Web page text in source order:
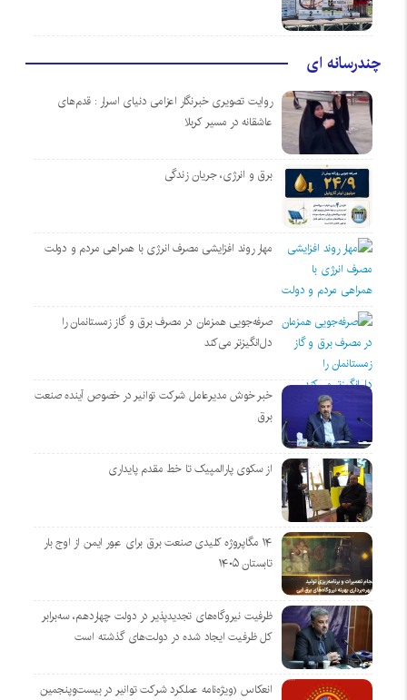
چندرسانه ای
روایت تصویری خبرنگار اعزامی دنیای اسرار : قدم‌های
عاشقانه در مسیر کربلا
برق و انرژی، جریان زندگی
مهار روند افزایشی مصرف انرژی با همراهی مردم و دولت
صرفه‌جویی همزمان در مصرف برق و گاز زمستانمان را
دل‌انگیزتر می‌کند
خبر خوش مدیرعامل شرکت توانیر در خصوص آینده صنعت
برق
از سکوی پارالمپیک تا خط مقدم پایداری
۱۴ مگاپروژه‌ کلیدی صنعت برق برای عبور ایمن از اوج بار
تابستان ۱۴۰۵
ظرفیت نیروگاه‌های تجدیدپذیر در دولت چهاردهم، سه‌برابر
کل ظرفیت ایجاد شده در دولت‌های گذشته است
انعکاس (ویژه‌نامه عملکرد شرکت توانیر در بیست‌وپنجمین